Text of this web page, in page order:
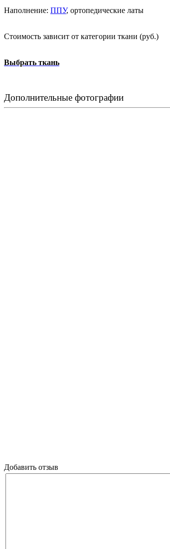
Наполнение: ППУ, ортопедические латы
Стоимость зависит от категории ткани (руб.)
Выбрать ткань
Дополнительные фотографии
Добавить отзыв